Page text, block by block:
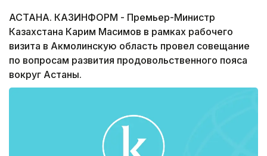
АСТАНА. КАЗИНФОРМ - Премьер-Министр
Казахстана Карим Масимов в рамках рабочего
визита в Акмолинскую область провел совещание
по вопросам развития продовольственного пояса
вокруг Астаны.